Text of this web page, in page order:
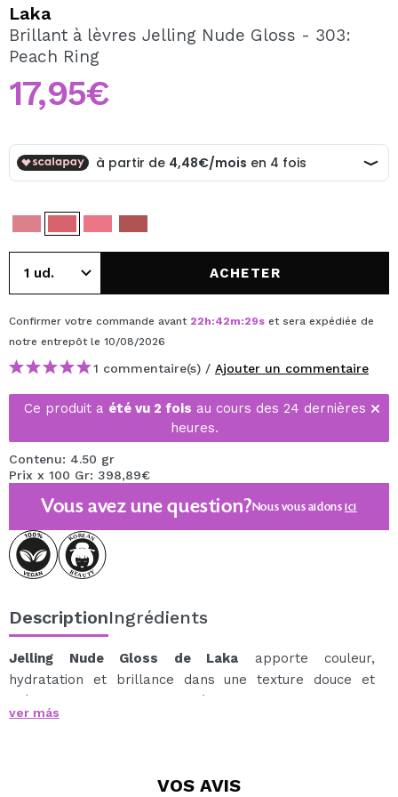
En créant un compte sur Maquibeauty.fr vous pourrez
effectuer vos achats rapidement, vérifier l'état de vos
Laka
Brillant à lèvres Jelling Nude Gloss - 303:
Peach Ring
17,95€
ACHETER
Confirmer votre commande avant 22h:42m:29s et sera expédiée de
notre entrepôt le 10/08/2026
1 commentaire(s) / Ajouter un commentaire
Ce produit a été vu 2 fois au cours des 24 dernières
heures.
Contenu: 4.50 gr
Prix x 100 Gr: 398,89€
Vous avez une question?Nous vous aidonsici
DescriptionIngrédients
Jelling Nude Gloss de Laka apporte couleur,
hydratation et brillance dans une texture douce et
crémeuse super confortable à porter.
Son effet « lèvres mouillées » est hyper flatteur, et loin
Grâce à sa formulation avec des ingrédients tels que la
ver más
VOS AVIS